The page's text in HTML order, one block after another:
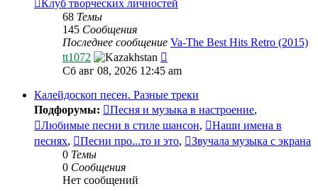
Клуб творческих личностей
68 Темы
145 Сообщения
Последнее сообщение Va-The Best Hits Retro (2015)
tt1072
к
сообщению
Сб авг 08, 2026 12:45 am
Калейдоскоп песен. Разные треки
Подфорумы:
Песня и музыка в настроение,
Любимые песни в стиле шансон,
Наши имена в
песнях, Песни про...то и это,
Звучала музыка с экрана
0 Темы
0 Сообщения
Нет сообщений